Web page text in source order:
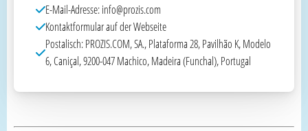
E-Mail-Adresse: info@prozis.com
Kontaktformular auf der Webseite
Postalisch: PROZIS.COM, SA., Plataforma 28, Pavilhão K, Modelo
6, Caniçal, 9200-047 Machico, Madeira (Funchal), Portugal